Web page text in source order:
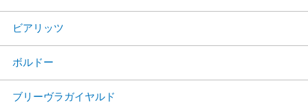
ビアリッツ
ボルドー
ブリーヴラガイヤルド